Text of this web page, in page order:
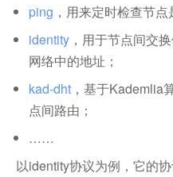
ping ，用来定时检查节点
identity ，用于节点间交
网络中的地址；
kad-dht ，基于Kademlia
点间路由；
……
以identity协议为例，它的